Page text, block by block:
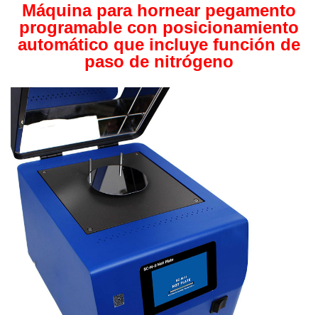
Máquina para hornear pegamento
programable con posicionamiento
automático que incluye función de
paso de nitrógeno